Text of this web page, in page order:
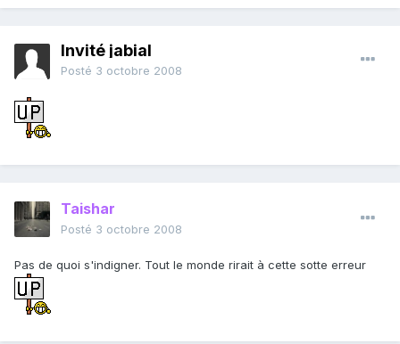
Invité jabial
Posté 3 octobre 2008
Taishar
Posté 3 octobre 2008
Pas de quoi s'indigner. Tout le monde rirait à cette sotte erreur